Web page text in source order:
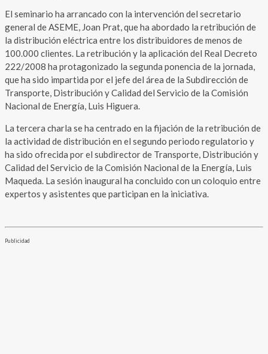
El seminario ha arrancado con la intervención del secretario
general de ASEME, Joan Prat, que ha abordado la retribución de
la distribución eléctrica entre los distribuidores de menos de
100.000 clientes. La retribución y la aplicación del Real Decreto
222/2008 ha protagonizado la segunda ponencia de la jornada,
que ha sido impartida por el jefe del área de la Subdirección de
Transporte, Distribución y Calidad del Servicio de la Comisión
Nacional de Energía, Luis Higuera.
La tercera charla se ha centrado en la fijación de la retribución de
la actividad de distribución en el segundo periodo regulatorio y
ha sido ofrecida por el subdirector de Transporte, Distribución y
Calidad del Servicio de la Comisión Nacional de la Energía, Luis
Maqueda. La sesión inaugural ha concluido con un coloquio entre
expertos y asistentes que participan en la iniciativa.
Publicidad